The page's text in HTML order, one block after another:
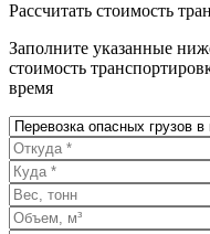
Рассчитать стоимость
Заполните указанные
стоимость
время